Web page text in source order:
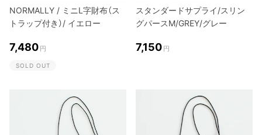
NORMALLY / ミニL字財布（ス
トラップ付き）/ イエロー
7,480 円
SOLD OUT
スタンダードサプライ/スリン
グパースM/GREY/グレー
7,150 円